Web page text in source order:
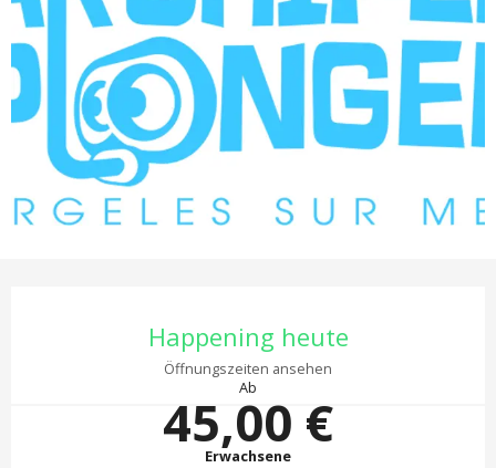
Happening heute
Öffnungszeiten ansehen
Ab
45,00 €
Erwachsene